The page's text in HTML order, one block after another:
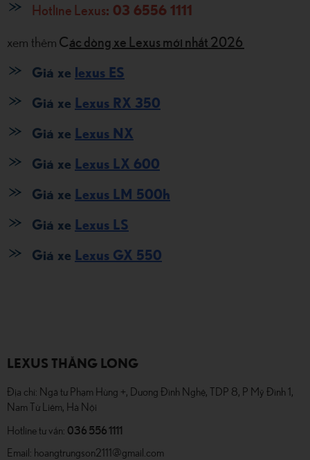
Hotline Lexus: 03 6556 1111
xem thêm Các dòng xe Lexus mới nhất 2026
Giá xe lexus ES
Giá xe Lexus RX 350
Giá xe Lexus NX
Giá xe Lexus LX 600
Giá xe Lexus LM 500h
Giá xe Lexus LS
Giá xe Lexus GX 550
LEXUS THĂNG LONG
Địa chỉ: Ngã tư Phạm Hùng +, Dương Đình Nghệ, TDP 8, P Mỹ Đình 1,
Nam Từ Liêm, Hà Nội
Hotline tư vấn: 036 556 1111
Email: hoangtrungson2111@gmail.com